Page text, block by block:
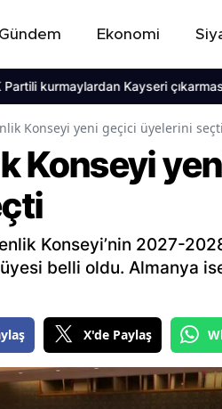
Gündem Ekonomi
Kayseri çıkarması
Konseyi yeni geçici üyelerini seçti
Konseyi
Konseyi’nin 2027-
belli oldu. Almanya ise
X'de Paylaş